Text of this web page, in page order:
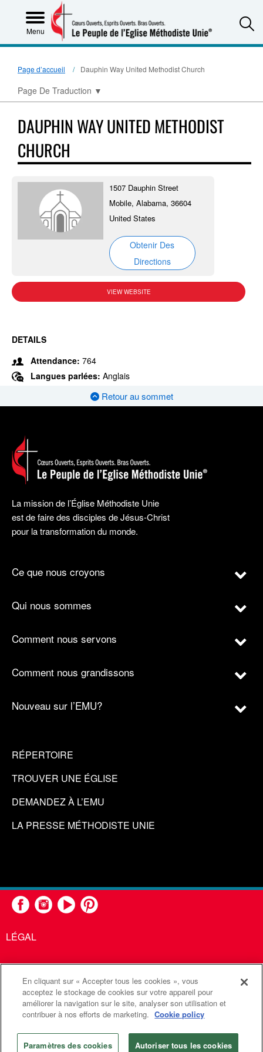
Menu
Page d’accueil Dauphin Way United Methodist Church
Page De Traduction ▼
DAUPHIN WAY UNITED METHODIST
CHURCH
1507 Dauphin Street
Mobile, Alabama, 36604
United States
Obtenir Des
Directions
VIEW WEBSITE
DETAILS
Attendance: 764
Langues parlées: Anglais
Retour au sommet
La mission de l’Église Méthodiste Unie
est de faire des disciples de Jésus-Christ
pour la transformation du monde.
Ce que nous croyons
Qui nous sommes
Comment nous servons
Comment nous grandissons
Nouveau sur l’EMU?
RÉPERTOIRE
TROUVER UNE ÉGLISE
DEMANDEZ À L’EMU
LA PRESSE MÉTHODISTE UNIE
LÉGAL
United Methodist Communications est une agence de l'Église
Méthodiste Unie
Communications Méthodistes Unies. Tous droits
réservés
En cliquant sur « Accepter tous les cookies », vous
acceptez le stockage de cookies sur votre appareil pour
améliorer la navigation sur le site, analyser son utilisation et
contribuer à nos efforts de marketing. Cookie policy
Paramètres des cookies Autoriser tous les cookies